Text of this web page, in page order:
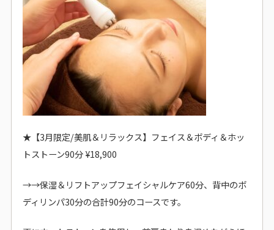
★【3月限定/美肌＆リラックス】フェイス＆ボディ＆ホッ
トストーン90分 ¥18,900
→→保湿＆リフトアップフェイシャルケア60分、背中のボ
ディリンパ30分の合計90分のコースです。